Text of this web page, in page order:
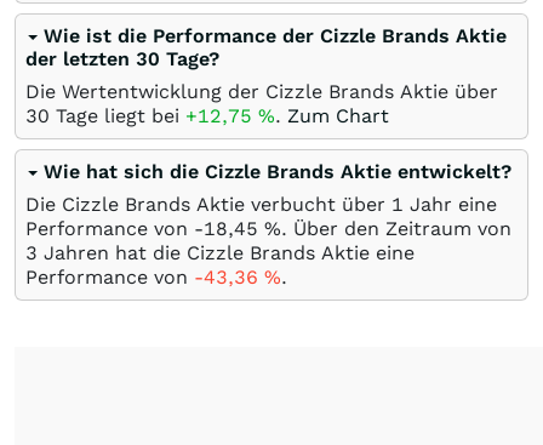
Wie ist die Performance der Cizzle Brands Aktie
der letzten 30 Tage?
Die Wertentwicklung der Cizzle Brands Aktie über
30 Tage liegt bei +12,75 %. Zum Chart
Wie hat sich die Cizzle Brands Aktie entwickelt?
Die Cizzle Brands Aktie verbucht über 1 Jahr eine
Performance von -18,45 %. Über den Zeitraum von
3 Jahren hat die Cizzle Brands Aktie eine
Performance von -43,36 %.